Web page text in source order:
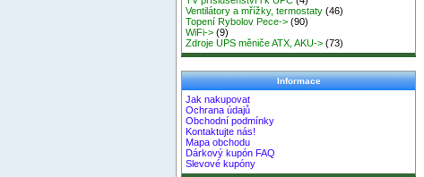
Ventilátory a mřížky, termostaty (46)
Topení Rybolov Pece-> (90)
WiFi-> (9)
Zdroje UPS měniče ATX, AKU-> (73)
Informace
Jak nakupovat
Ochrana údajů
Obchodní podmínky
Kontaktujte nás!
Mapa obchodu
Dárkový kupón FAQ
Slevové kupóny